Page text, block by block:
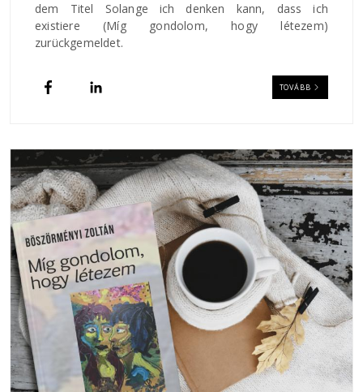
dem Titel Solange ich denken kann, dass ich
existiere (Míg gondolom, hogy létezem)
zurückgemeldet.
TOVÁBB